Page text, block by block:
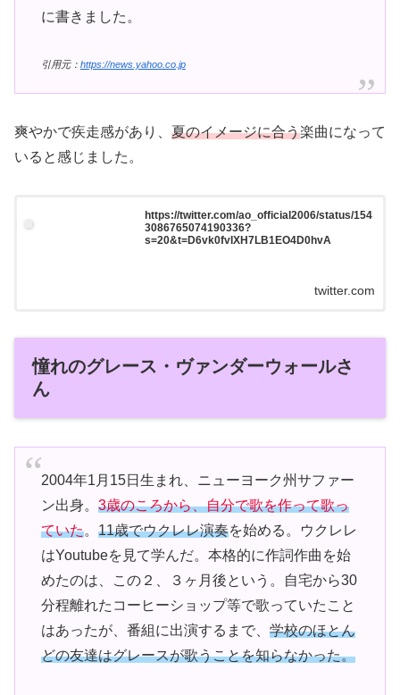
に書きました。
引用元： https://news.yahoo.co.jp
爽やかで疾走感があり、 夏のイメージに合う楽曲になって
いると感じました。
https://twitter.com/ao_official2006/status/154
3086765074190336?
s=20&t=D6vk0fvIXH7LB1EO4D0hvA
twitter.com
憧れのグレース・ヴァンダーウォールさ
ん
2004年1月15日生まれ、ニューヨーク州サファー
ン出身。 3歳のころから、自分で歌を作って歌っ
ていた。 11歳でウクレレ演奏を始める。ウクレレ
はYoutubeを見て学んだ。本格的に作詞作曲を始
めたのは、この２、３ヶ月後という。自宅から30
分程離れたコーヒーショップ等で歌っていたこと
はあったが、番組に出演するまで、 学校のほとん
どの友達はグレースが歌うことを知らなかった。